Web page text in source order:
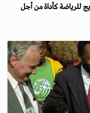
للرياضة كأداة من أجل